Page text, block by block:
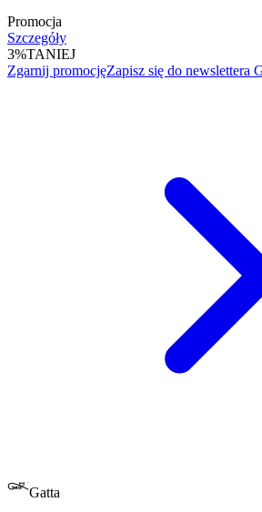
Promocja
Szczegóły
3%TANIEJ
Zgarnij promocjęZapisz się do newslettera
Gatta